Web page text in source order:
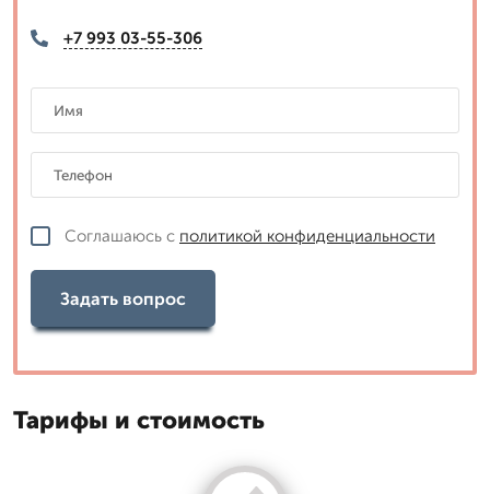
+7 993 03-55-306
Соглашаюсь с политикой конфиденциальности
Задать вопрос
Тарифы и стоимость